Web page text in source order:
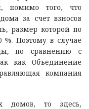
помимо того, что
за счет взносов
размер которой по
%. Поэтому в случае
по сравнению с
как Объединение
компания
домов, то здесь,